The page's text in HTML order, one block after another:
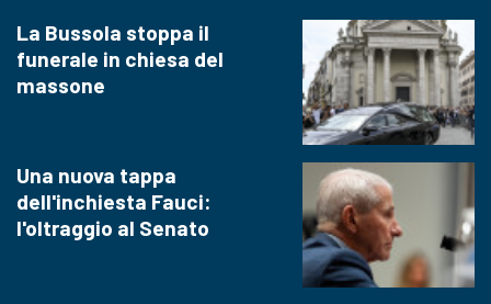
La Bussola stoppa il
funerale in chiesa del
massone
Una nuova tappa
dell'inchiesta Fauci:
l'oltraggio al Senato